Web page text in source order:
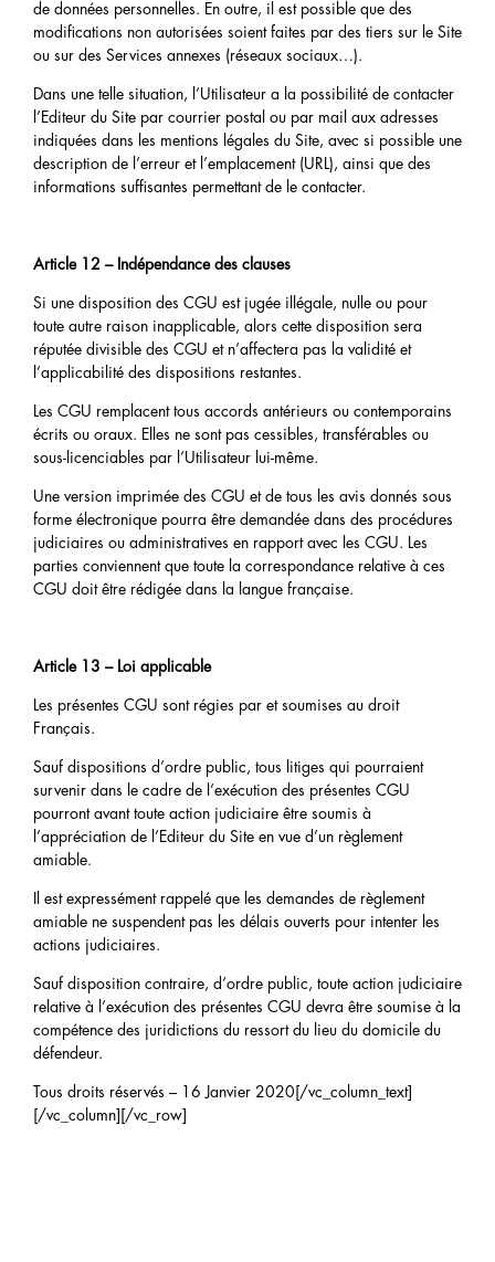
de données personnelles. En outre, il est possible que des
modifications non autorisées soient faites par des tiers sur le Site
ou sur des Services annexes (réseaux sociaux…).
Dans une telle situation, l’Utilisateur a la possibilité de contacter
l’Editeur du Site par courrier postal ou par mail aux adresses
indiquées dans les mentions légales du Site, avec si possible une
description de l’erreur et l’emplacement (URL), ainsi que des
informations suffisantes permettant de le contacter.
Article 12 – Indépendance des clauses
Si une disposition des CGU est jugée illégale, nulle ou pour
toute autre raison inapplicable, alors cette disposition sera
réputée divisible des CGU et n’affectera pas la validité et
l’applicabilité des dispositions restantes.
Les CGU remplacent tous accords antérieurs ou contemporains
écrits ou oraux. Elles ne sont pas cessibles, transférables ou
sous-licenciables par l’Utilisateur lui-même.
Une version imprimée des CGU et de tous les avis donnés sous
forme électronique pourra être demandée dans des procédures
judiciaires ou administratives en rapport avec les CGU. Les
parties conviennent que toute la correspondance relative à ces
CGU doit être rédigée dans la langue française.
Article 13 – Loi applicable
Les présentes CGU sont régies par et soumises au droit
Français.
Sauf dispositions d’ordre public, tous litiges qui pourraient
survenir dans le cadre de l’exécution des présentes CGU
pourront avant toute action judiciaire être soumis à
l’appréciation de l’Editeur du Site en vue d’un règlement
amiable.
Il est expressément rappelé que les demandes de règlement
amiable ne suspendent pas les délais ouverts pour intenter les
actions judiciaires.
Sauf disposition contraire, d’ordre public, toute action judiciaire
relative à l’exécution des présentes CGU devra être soumise à la
compétence des juridictions du ressort du lieu du domicile du
défendeur.
Tous droits réservés – 16 Janvier 2020[/vc_column_text]
[/vc_column][/vc_row]